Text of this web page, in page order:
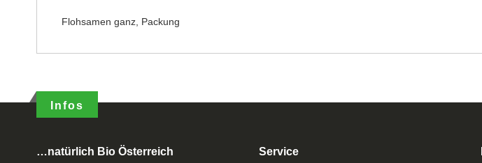
Flohsamen ganz, Packung
Infos
…natürlich Bio Österreich Service